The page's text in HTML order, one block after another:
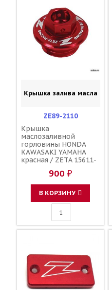
Крышка залива масла
ZE89-2110
Крышка
маслозаливной
горловины HONDA
KAWASAKI YAMAHA
красная / ZETA 15611-
16115-018 3Y1-15363-
00-00 3Y1-15363-10-00
900 ₽
В КОРЗИНУ